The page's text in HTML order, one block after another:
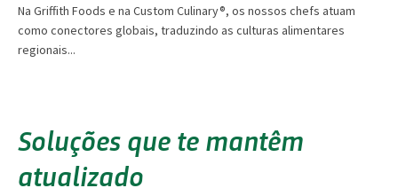
Na Griffith Foods e na Custom Culinary®, os nossos chefs atuam
como conectores globais, traduzindo as culturas alimentares
regionais...
Soluções que te mantêm
atualizado